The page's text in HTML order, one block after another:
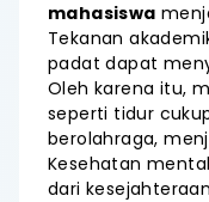
mahasiswa
Tekanan
padat dapat
Oleh karena itu,
seperti tidur
berolahraga,
Kesehatan
dari